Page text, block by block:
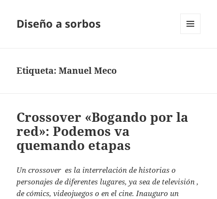
Diseño a sorbos
Etiqueta:Manuel Meco
Crossover «Bogando por la
red»: Podemos va
quemando etapas
Un crossover es la interrelación de historias o
personajes de diferentes lugares, ya sea de televisión ,
de cómics, videojuegos o en el cine. Inauguro un